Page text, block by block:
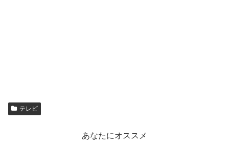
テレビ
あなたにオススメ